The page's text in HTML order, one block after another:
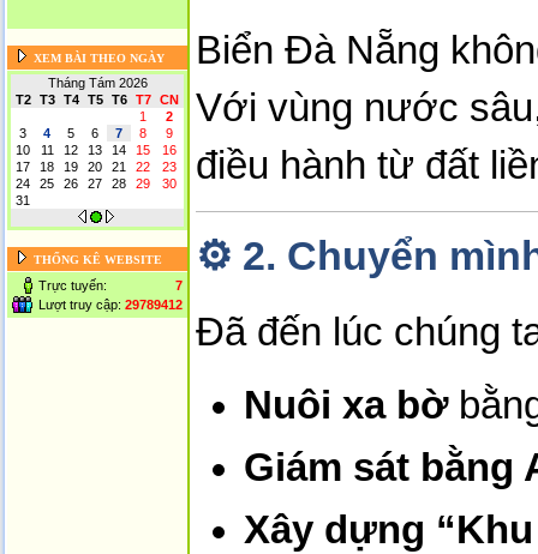
XEM BÀI THEO NGÀY
Tháng Tám 2026
T2
T3 T4 T5 T6 T7
CN
1
2
3
4 5 6 7 8
9
10
11 12 13 14 15
16
17
18 19 20 21 22
23
24
25 26 27 28 29
30
31
THỐNG KÊ WEBSITE
Trực tuyến:
7
Lượt truy cập: 29789412
Biển Đà Nẵng
Với vùng nước
điều hành từ đất
⚙️ 2. Chuyển
Đã đến lúc chúng
Nuôi xa bờ
Giám sát bằng
Xây dựng